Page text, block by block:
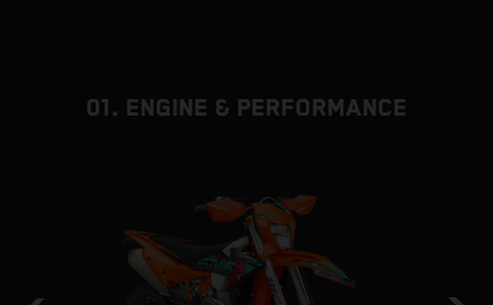
01. ENGINE & PERFORMANCE